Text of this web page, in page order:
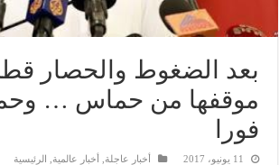
بعد الضغوط والحصار
موقفها من حماس …
فورا
11 يونيو، 2017 أخبار عاجلة أخبار عالمية الرئيسية